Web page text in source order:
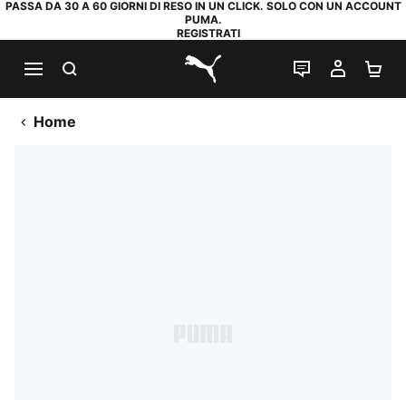
PASSA DA 30 A 60 GIORNI DI RESO IN UN CLICK. SOLO CON UN ACCOUNT
PUMA.
REGISTRATI
PUMA.com
CHAT IL MIO
Home